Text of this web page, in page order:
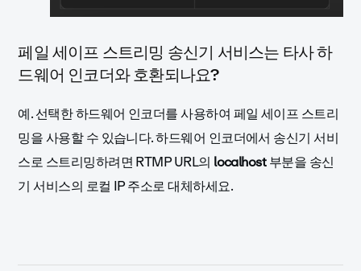
페일 세이프 스트리밍 송신기 서비스는 타사 하
드웨어 인코더와 호환되나요?
예. 선택한 하드웨어 인코더를 사용하여 페일 세이프 스트리
밍을 사용할 수 있습니다. 하드웨어 인코더에서 송신기 서비
스로 스트리밍하려면RTMP URL의 localhost부분을 송신
기 서비스의 로컬 IP 주소로 대체하세요.